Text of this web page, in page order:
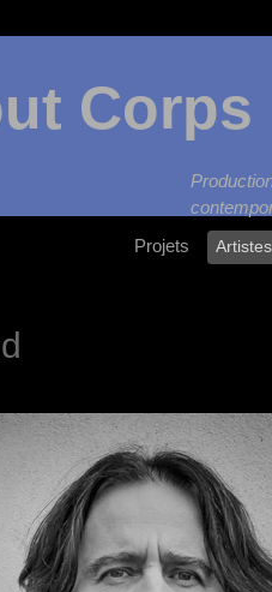
Corps
Projets
Artistes